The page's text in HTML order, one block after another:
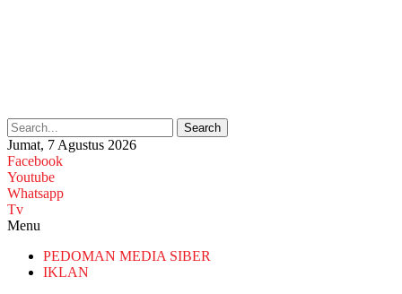
Search
Jumat, 7 Agustus 2026
Facebook
Youtube
Whatsapp
Tv
Menu
PEDOMAN MEDIA SIBER
IKLAN